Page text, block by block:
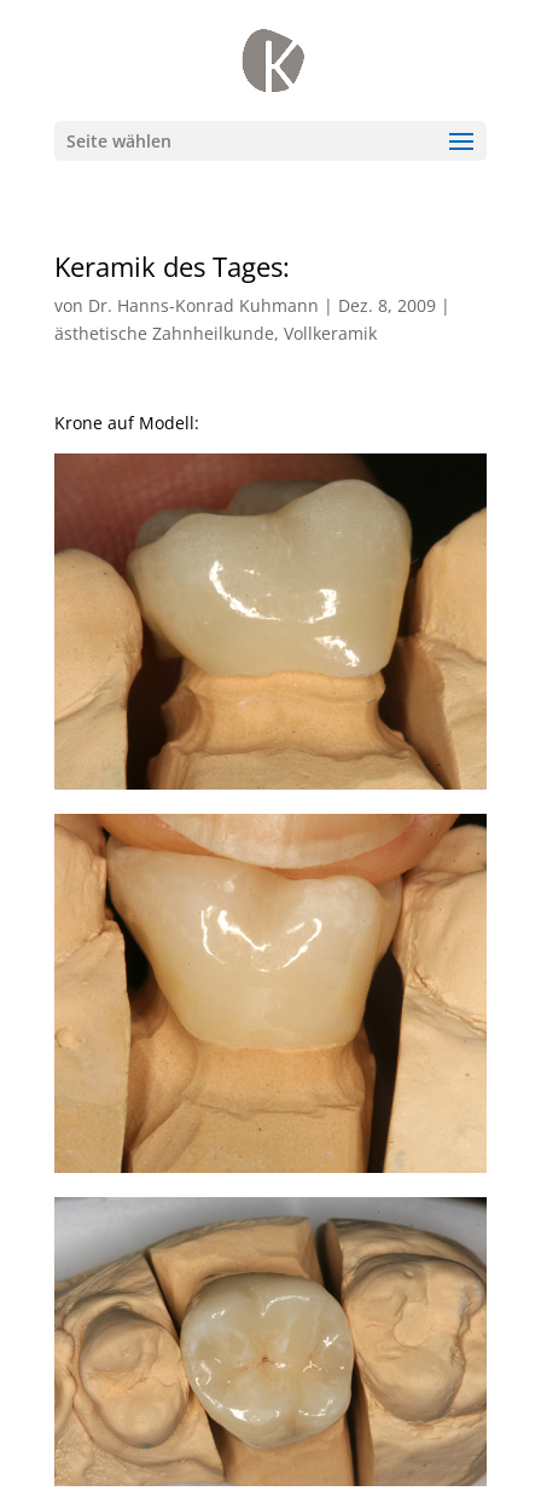
Seite wählen
Keramik des Tages:
von Dr. Hanns-Konrad Kuhmann | Dez. 8, 2009|
ästhetische Zahnheilkunde, Vollkeramik
Krone auf Modell: